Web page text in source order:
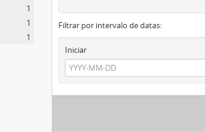
1
1
1
Filtrar por intervalo de datas:
Iniciar